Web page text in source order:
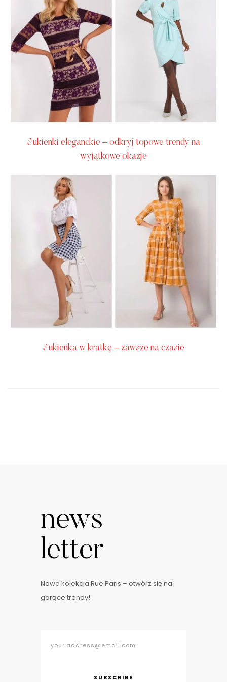
Sukienki eleganckie – odkryj topowe trendy na
wyjątkowe okazje
Sukienka w kratkę – zawsze na czasie
news
letter
Nowa kolekcja Rue Paris – otwórz się na
gorące trendy!
SUBSCRIBE